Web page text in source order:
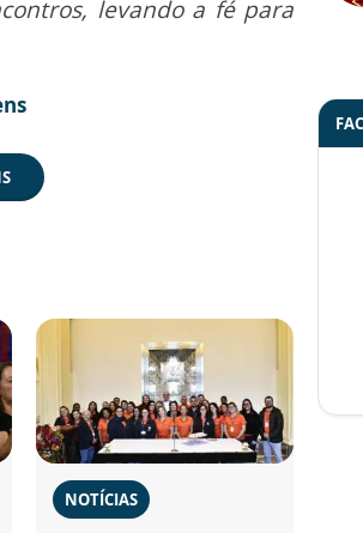
levando a fé para
NOTÍCIAS